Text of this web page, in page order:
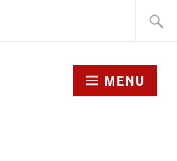
MENU